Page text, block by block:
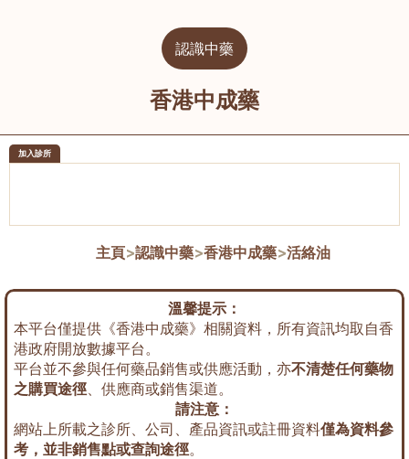
認識中藥
香港中成藥
加入診所
主頁>認識中藥>香港中成藥>活絡油
溫馨提示：
本平台僅提供《香港中成藥》相關資料，所有資訊均取自香
港政府開放數據平台。
平台並不參與任何藥品銷售或供應活動，亦不清楚任何藥物
之購買途徑、供應商或銷售渠道。
請注意：
網站上所載之診所、公司、產品資訊或註冊資料僅為資料參
考，並非銷售點或查詢途徑。